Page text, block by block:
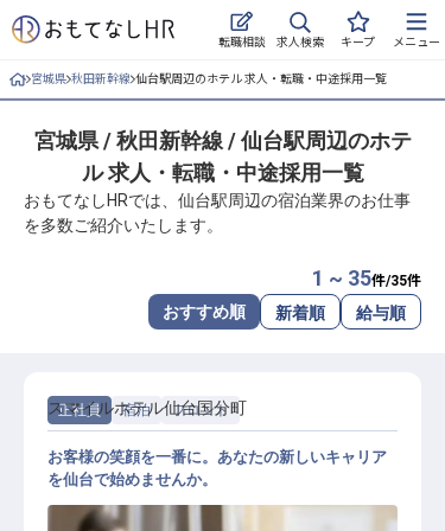
転職相談 求人検索 キープ メニュー
ログイン
求人・施設を探す
キープした求人
おもてなしHRについて
よくある質問
ホテル・宿泊業界情報コラム
宮城県 秋田新幹線 仙台駅周辺のホテル 求人・転職・中途採用一覧
宮城県 / 秋田新幹線 / 仙台駅周辺のホテ
ル 求人・転職・中途採用一覧
おもてなしHRでは、仙台駅周辺の宿泊業界のお仕事
を多数ご紹介いたします。
1 ~ 35件/35件
おすすめ順 新着順 給与順
正社員 宿泊 フロント
スマイルホテル仙台国分町
お客様の笑顔を一番に。あなたの新しいキャリア
を仙台で始めませんか。